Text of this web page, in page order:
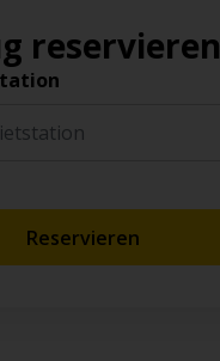
reservieren
Reservieren